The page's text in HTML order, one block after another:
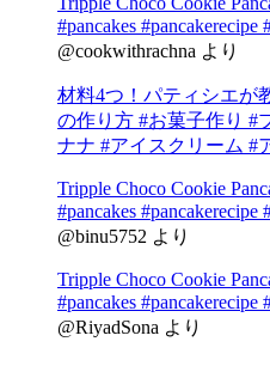
#pancakes #pancakerecipe
@cookwithrachna より
材料4つ！パティシエが
の作り方 #お菓子作り #
ナナ #アイスクリーム #
Tripple Choco Cookie
#pancakes #pancakerecipe
@binu5752 より
Tripple Choco Cookie
#pancakes #pancakerecipe
@RiyadSona より